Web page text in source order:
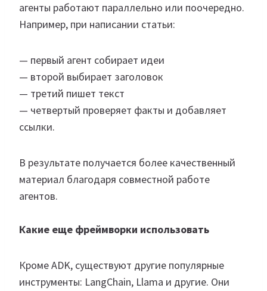
агенты работают параллельно или поочередно.
Например, при написании статьи:
— первый агент собирает идеи
— второй выбирает заголовок
— третий пишет текст
— четвертый проверяет факты и добавляет
ссылки.
В результате получается более качественный
материал благодаря совместной работе
агентов.
Какие еще фреймворки использовать
Кроме ADK, существуют другие популярные
инструменты: LangChain, Llama и другие. Они